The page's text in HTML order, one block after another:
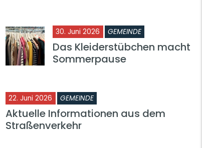
30. Juni 2026 GEMEINDE
Das Kleiderstübchen macht
Sommerpause
22. Juni 2026 GEMEINDE
Aktuelle Informationen aus dem
Straßenverkehr